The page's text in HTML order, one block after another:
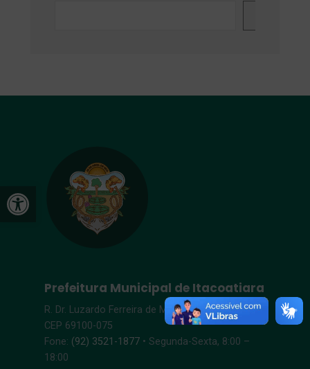
Open toolbar
Prefeitura Municipal de Itacoatiara
R. Dr. Luzardo Ferreira de Melo, s/n – Centro |
CEP 69100-075
Fone: (92) 3521-1877 • Segunda-Sexta, 8:00 –
18:00